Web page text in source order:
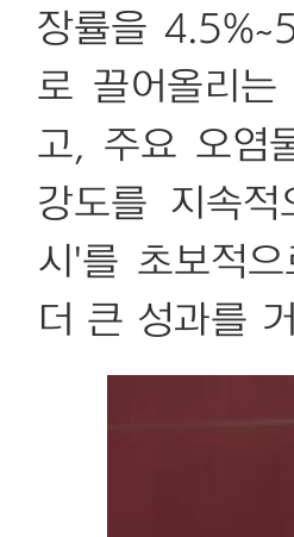
장률을
로 끌어올리
고, 주요 오염
강도를 지속
시'를 초보적
더 큰 성과를